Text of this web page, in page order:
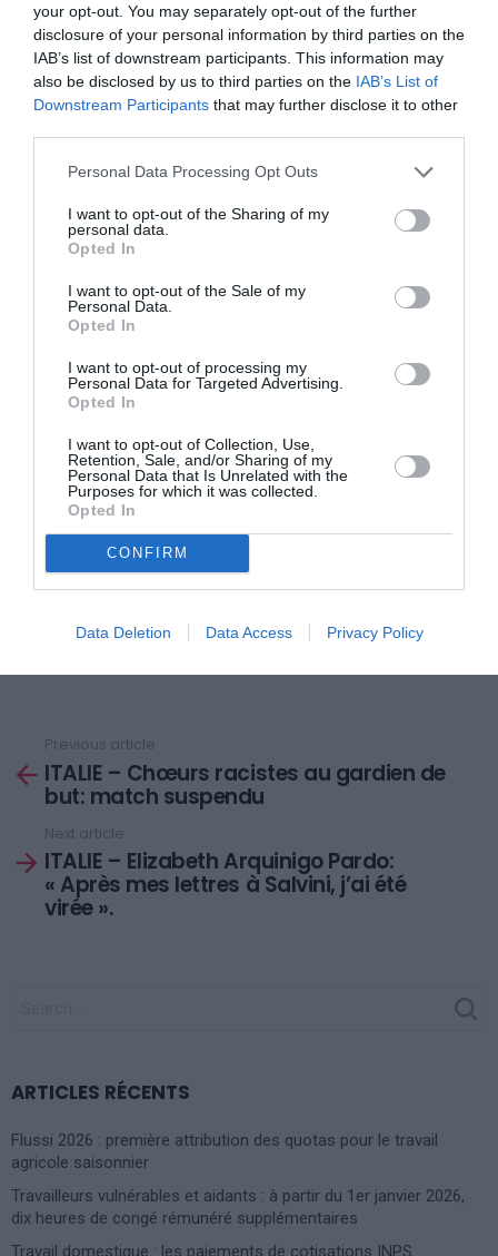
your opt-out. You may separately opt-out of the further
disclosure of your personal information by third parties on the
IAB’s list of downstream participants. This information may
also be disclosed by us to third parties on the IAB’s List of
Downstream Participants that may further disclose it to other
Personal Data Processing Opt Outs
I want to opt-out of the Sharing of my
personal data.
Opted In
I want to opt-out of the Sale of my
Personal Data.
Opted In
I want to opt-out of processing my
Personal Data for Targeted Advertising.
Opted In
I want to opt-out of Collection, Use,
Retention, Sale, and/or Sharing of my
Personal Data that Is Unrelated with the
Purposes for which it was collected.
Opted In
CONFIRM
Data Deletion Data Access Privacy Policy
compagnons, du même âge que lui, qui commencent
à l’insulter avec des phrases racistes et très lourdes.
Ils se réfèrent à la couleur de sa peau et la comparent
à celle du « caca ». Puis avec un ton méprisant, en
arrivent en Italie, »sur les pinasses ».
Il se dirige fâché vers un professeur à qui il raconte
lance: «va t’asseoir et bon déjeuner
A ce point, le jeune insulté, pète les plombs, s’en
prend à l’enseignant, abandonne le réfectoire et se
dirige vers le bureau de la directrice pour parler avec
Mais, heureusement, après deux jours et des
contrôles effectués entre parents, élèves et directeur
scolaire, les raisons du gamin insulté et discriminé
ont été reconnues et la mauvaise conduite devrait
more
Previous article
ITALIE – Chœurs racistes au gardien de
but: match suspendu
Next article
ITALIE – Elizabeth Arquinigo Pardo:
« Après mes lettres à Salvini, j’ai été
virée ».
ARTICLES RÉCENTS
Flussi 2026 : première attribution des quotas pour le travail
agricole saisonnier
Travailleurs vulnérables et aidants : à partir du 1er janvier 2026,
dix heures de congé rémunéré supplémentaires
Travail domestique : les paiements de cotisations INPS